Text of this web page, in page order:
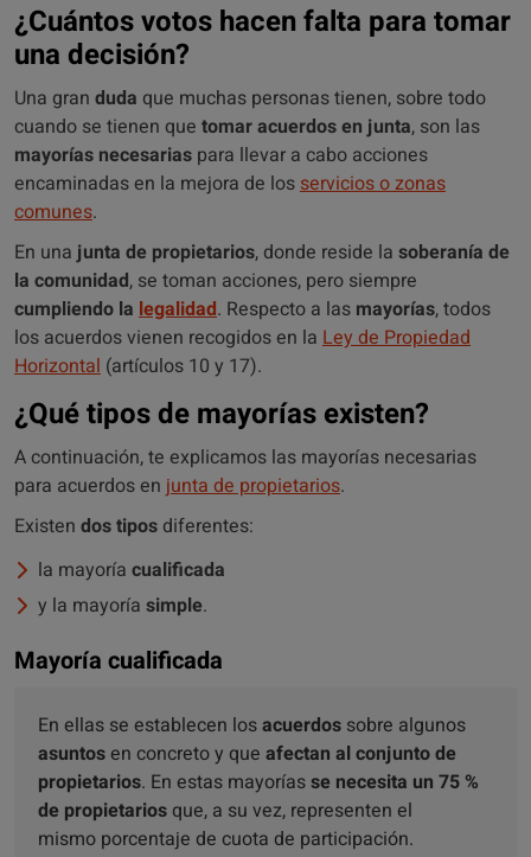
¿Cuántos votos hacen falta para tomar
una decisión?
Una gran duda que muchas personas tienen, sobre todo
cuando se tienen que tomar acuerdos en junta, son las
mayorías necesarias para llevar a cabo acciones
encaminadas en la mejora de losservicios o zonas
comunes.
En unajunta de propietarios, donde reside la soberanía de
la comunidad, se toman acciones, pero siempre
cumpliendo la legalidad. Respecto a las mayorías, todos
los acuerdos vienen recogidos en la Ley de Propiedad
Horizontal (artículos 10 y 17).
¿Qué tipos de mayorías existen?
A continuación, te explicamos las mayorías necesarias
para acuerdos en junta de propietarios.
Existen dos tipos diferentes:
la mayoría cualificada
y la mayoría simple.
Mayoría cualificada
En ellas se establecen losacuerdos sobre algunos
asuntosen concreto y que afectan al conjunto de
propietarios. En estas mayoríasse necesita un 75 %
de propietarios que, a su vez, representen el
mismo porcentaje de cuota de participación.